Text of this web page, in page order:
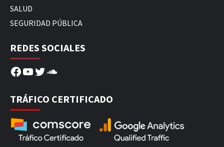
SALUD
SEGURIDAD PÚBLICA
REDES SOCIALES
Facebook
YouTube
Twitter
SoundCloud
TRÁFICO CERTIFICADO